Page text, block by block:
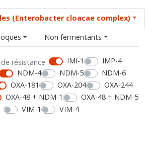
(Enterobacter cloacae complex)
Non fermentants
résistance : IMI-1
IMP-4
NDM-4 NDM-5
NDM-6
OXA-181 OXA-204
OXA-244
OXA-48 + NDM-1
OXA-48 + NDM-5
VIM-1
VIM-4